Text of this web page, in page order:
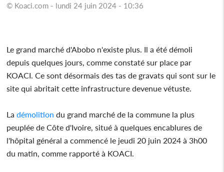
© Koaci.com - lundi 24 juin 2024 - 10:36
Le grand marché d'Abobo n'existe plus. Il a été démoli
depuis quelques jours, comme constaté sur place par
KOACI. Ce sont désormais des tas de gravats qui sont sur le
site qui abritait cette infrastructure devenue vétuste.
La démolition du grand marché de la commune la plus
peuplée de Côte d'Ivoire, situé à quelques encablures de
l'hôpital général a commencé le jeudi 20 juin 2024 à 3h00
du matin, comme rapporté à KOACI.